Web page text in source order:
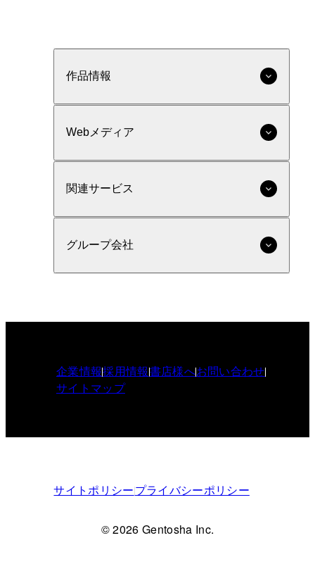
作品情報
Webメディア
関連サービス
グループ会社
企業情報採用情報書店様へお問い合わせ
サイトマップ
サイトポリシープライバシーポリシー
© 2026 Gentosha Inc.